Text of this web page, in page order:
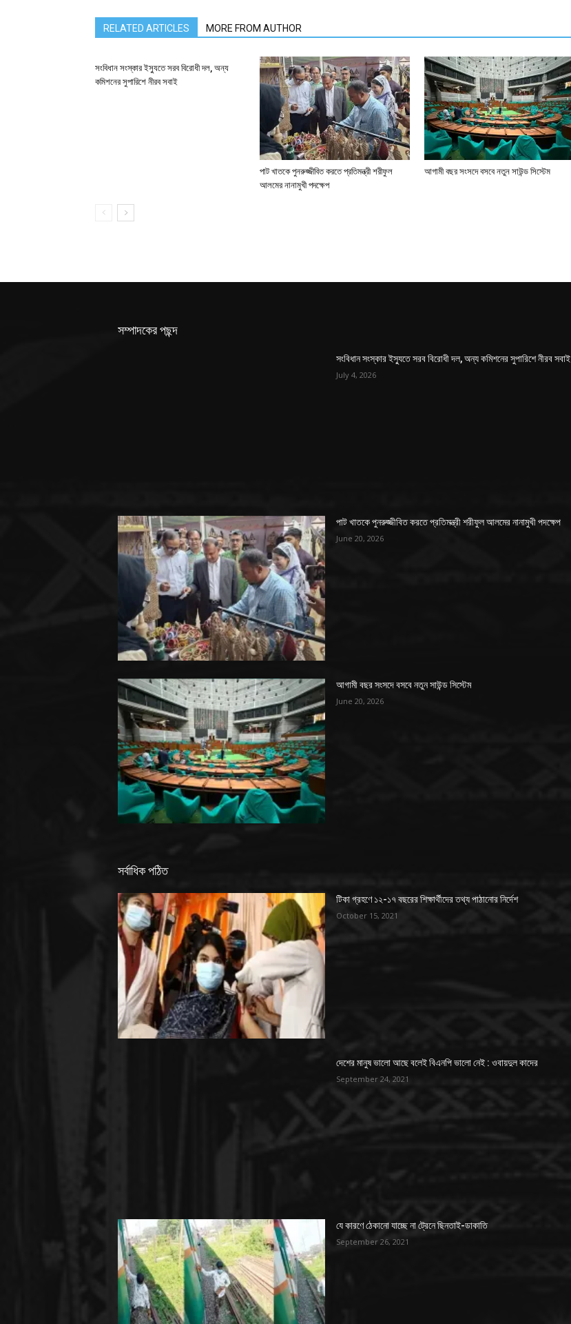
RELATED ARTICLES MORE FROM AUTHOR
সংবিধান সংস্কার ইস্যুতে সরব বিরোধী দল, অন্য
কমিশনের সুপারিশে নীরব সবাই
পাট খাতকে পুনরুজ্জীবিত করতে প্রতিমন্ত্রী শরীফুল
আলমের নানামুখী পদক্ষেপ
আগামী বছর সংসদে বসবে নতুন সাউন্ড সিস্টেম
সম্পাদকের পছন্দ
সংবিধান সংস্কার ইস্যুতে সরব বিরোধী দল, অন্য কমিশনের সুপারিশে নীরব সবাই
July 4, 2026
পাট খাতকে পুনরুজ্জীবিত করতে প্রতিমন্ত্রী শরীফুল আলমের নানামুখী পদক্ষেপ
June 20, 2026
আগামী বছর সংসদে বসবে নতুন সাউন্ড সিস্টেম
June 20, 2026
সর্বাধিক পঠিত
টিকা গ্রহণে ১২-১৭ বছরের শিক্ষার্থীদের তথ্য পাঠানোর নির্দেশ
October 15, 2021
দেশের মানুষ ভালো আছে বলেই বিএনপি ভালো নেই : ওবায়দুল কাদের
September 24, 2021
যে কারণে ঠেকানো যাচ্ছে না ট্রেনে ছিনতাই-ডাকাতি
September 26, 2021